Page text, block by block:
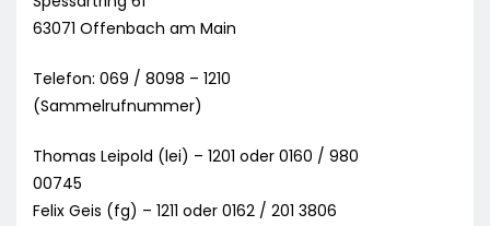
63071 Offenbach am Main
Telefon: 069 / 8098 – 1210
(Sammelrufnummer)
Thomas Leipold (lei) – 1201 oder 0160 / 980
00745
Felix Geis (fg) – 1211 oder 0162 / 201 3806